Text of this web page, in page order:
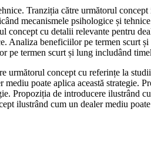
Tranziția către următorul
mecanismele psihologice și
concept cu detalii relevante pentru
beneficiilor pe termen scurt
termen scurt și lung includând
concept cu referințe la
poate aplica această strategie.
Propoziția de introducere ilustrând
ilustrând cum un dealer mediu